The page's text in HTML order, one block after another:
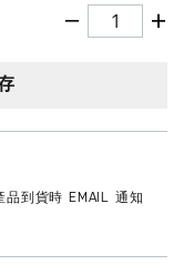
品到貨時 EMAIL 通知